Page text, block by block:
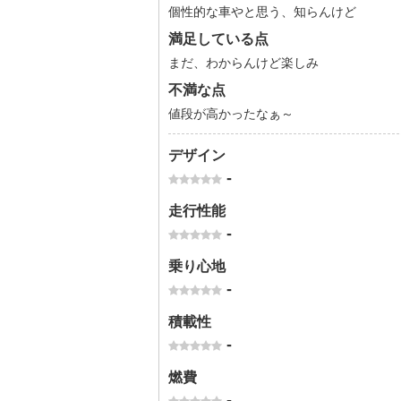
個性的な車やと思う、知らんけど
満足している点
まだ、わからんけど楽しみ
不満な点
値段が高かったなぁ～
デザイン
-
走行性能
-
乗り心地
-
積載性
-
燃費